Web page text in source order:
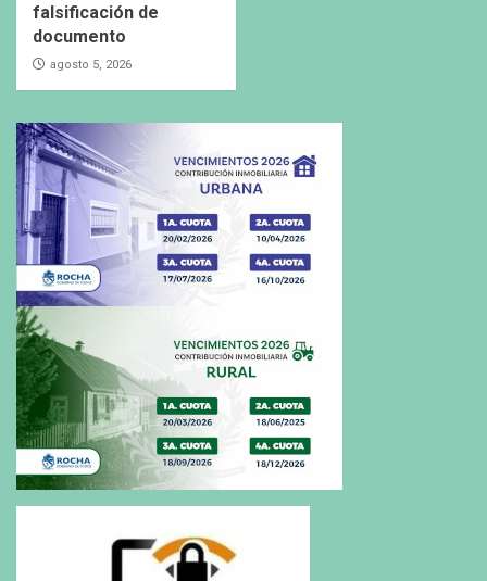
falsificación de
documento
agosto 5, 2026